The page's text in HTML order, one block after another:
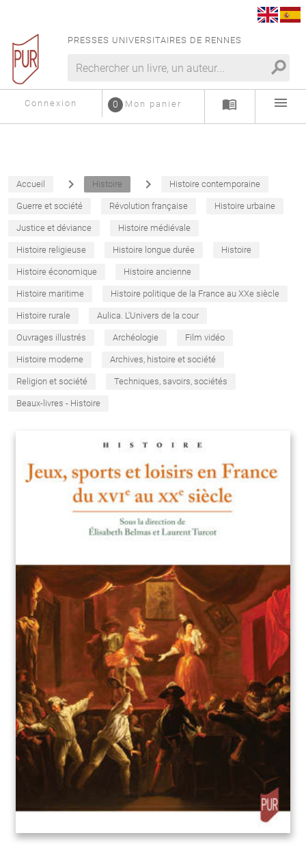
PRESSES UNIVERSITAIRES DE RENNES
search
Connexion Mon panier
0 menu_book menu
Accueil navigate_next Histoire navigate_next Histoire contemporaine
Guerre et société Révolution française Histoire urbaine
Justice et déviance Histoire médiévale
Histoire religieuse Histoire longue durée Histoire
Histoire économique Histoire ancienne
Histoire maritime Histoire politique de la France au XXe siècle
Histoire rurale Aulica. L'Univers de la cour
Ouvrages illustrés Archéologie Film vidéo
Histoire moderne Archives, histoire et société
Religion et société Techniques, savoirs, sociétés
Beaux-livres - Histoire